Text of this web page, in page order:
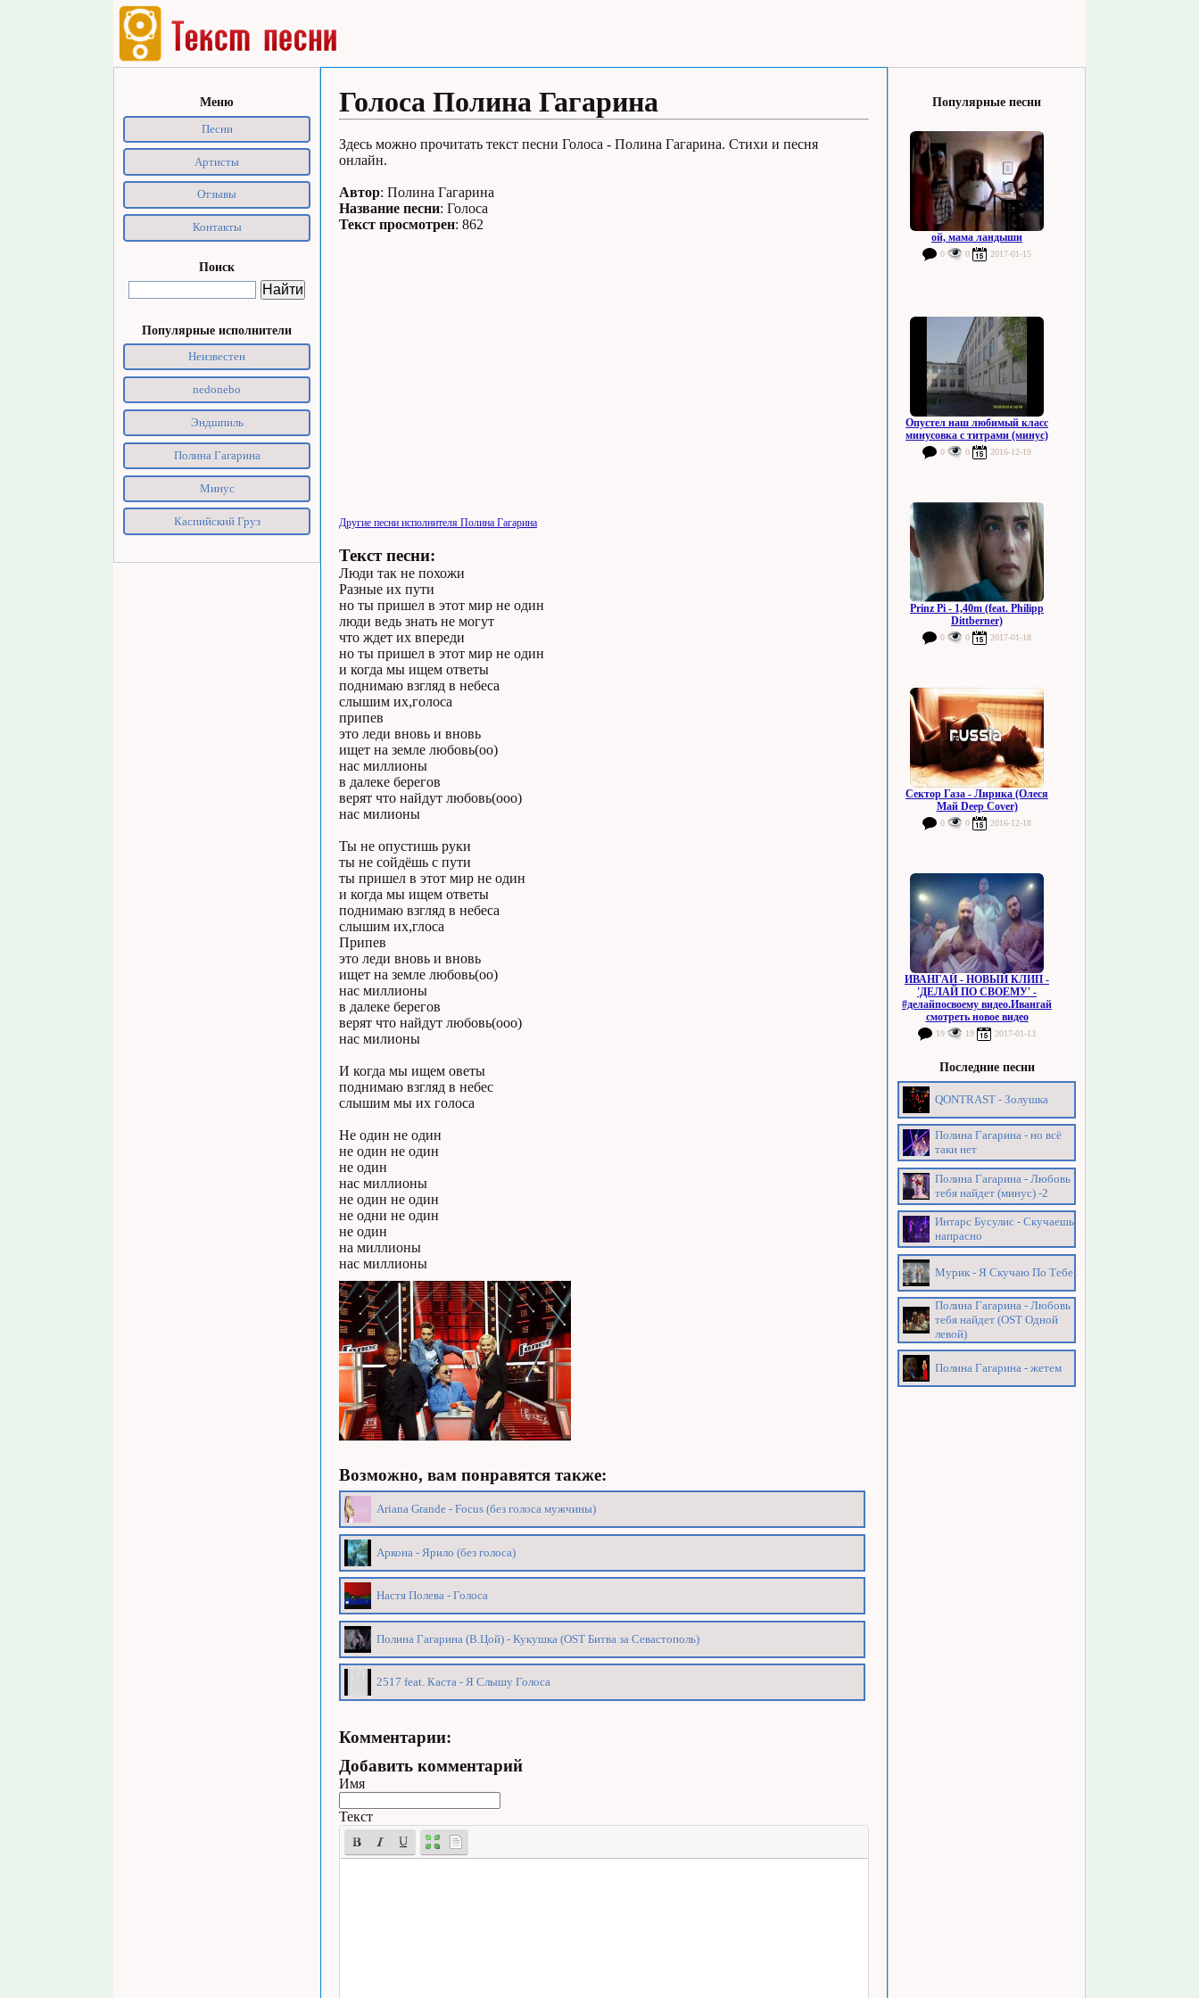
Меню
Песни
Артисты
Отзывы
Контакты
Поиск
Популярные исполнители
Неизвестен
nedonebo
Эндшпиль
Полина Гагарина
Минус
Каспийский Груз
Голоса Полина Гагарина
Здесь можно прочитать текст песни Голоса - Полина Гагарина. Стихи и песня
онлайн.
Автор: Полина Гагарина
Название песни: Голоса
Текст просмотрен: 862
Другие песни исполнителя Полина Гагарина
Текст песни:
Люди так не похожи
Разные их пути
но ты пришел в этот мир не один
люди ведь знать не могут
что ждет их впереди
но ты пришел в этот мир не один
и когда мы ищем ответы
поднимаю взгляд в небеса
слышим их,голоса
припев
это леди вновь и вновь
ищет на земле любовь(оо)
нас миллионы
в далеке берегов
верят что найдут любовь(ооо)
нас милионы
Ты не опустишь руки
ты не сойдёшь с пути
ты пришел в этот мир не один
и когда мы ищем ответы
поднимаю взгляд в небеса
слышим их,глоса
Припев
это леди вновь и вновь
ищет на земле любовь(оо)
нас миллионы
в далеке берегов
верят что найдут любовь(ооо)
нас милионы
И когда мы ищем оветы
поднимаю взгляд в небес
слышим мы их голоса
Не один не один
не один не один
не один
нас миллионы
не один не один
не одни не один
не один
на миллионы
нас миллионы
Возможно, вам понравятся также:
Ariana Grande - Focus (без голоса мужчины)
Аркона - Ярило (без голоса)
Настя Полева - Голоса
Полина Гагарина (В.Цой) - Кукушка (OST Битва за Севастополь)
2517 feat. Каста - Я Слышу Голоса
Комментарии:
Добавить комментарий
Имя
Текст
Популярные песни
ой, мама ландыши
0 0 2017-01-15
Опустел наш любимый класс
минусовка с титрами (минус)
0 0 2016-12-19
Prinz Pi - 1,40m (feat. Philipp
Dittberner)
0 0 2017-01-18
Сектор Газа - Лирика (Олеся
Май Deep Cover)
0 0 2016-12-18
ИВАНГАЙ - НОВЫЙ КЛИП -
'ДЕЛАЙ ПО СВОЕМУ' -
#делайпосвоему видео.Ивангай
смотреть новое видео
19 19 2017-01-13
Последние песни
QONTRAST - Золушка
Полина Гагарина - но всё
таки нет
Полина Гагарина - Любовь
тебя найдет (минус) -2
Интарс Бусулис - Скучаешь
напрасно
Мурик - Я Скучаю По Тебе
Полина Гагарина - Любовь
тебя найдет (OST Одной
левой)
Полина Гагарина - жетем